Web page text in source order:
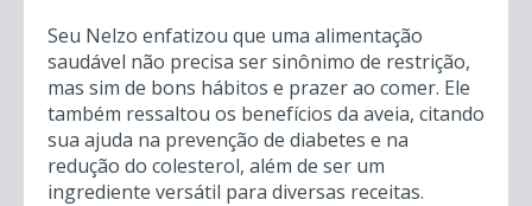
Seu Nelzo enfatizou que uma alimentação
saudável não precisa ser sinônimo de restrição,
mas sim de bons hábitos e prazer ao comer. Ele
também ressaltou os benefícios da aveia, citando
sua ajuda na prevenção de diabetes e na
redução do colesterol, além de ser um
ingrediente versátil para diversas receitas.